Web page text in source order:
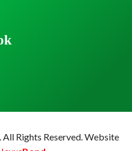
Rights Reserved.Website